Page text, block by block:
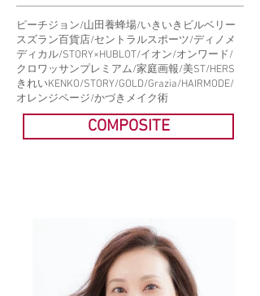
ピーチジョン/山田養蜂場/いきいきビルベリー
スズラン百貨店/セントラルスポーツ/ディノメ
ディカル/STORY×HUBLOT/イオン/オンワード/
クロワッサンプレミアム/家庭画報/美ST/HERS
きれいKENKO/STORY/GOLD/Grazia/HAIRMODE/
オレンジページ/かづきメイク術
COMPOSITE